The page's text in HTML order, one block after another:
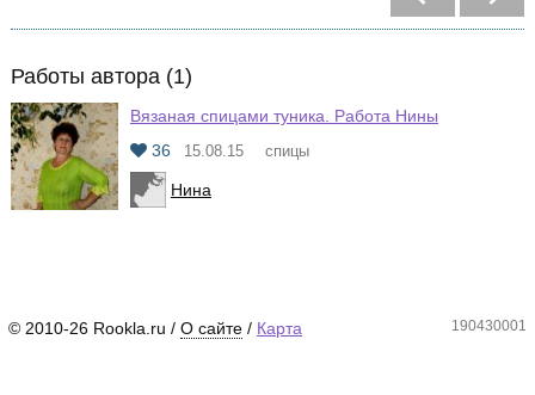
Работы автора (1)
Вязаная спицами туника. Работа Нины
36
15.08.15 спицы
Нина
© 2010-26 Rookla.ru / О сайте / Карта 190430001